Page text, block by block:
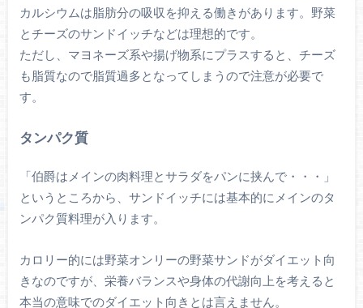
カルシウムは脂肪分の吸収を抑える働きがあります。野菜
とチーズのサンドイッチなどは理想的です。
ただし、マヨネーズ系や揚げ物系にプラスすると、チーズ
も脂質なので脂質過多となってしまうので注意が必要で
す。
タンパク質
「伯爵はメインの肉料理とサラダをパンに挟んで・・・」
というところから、サンドイッチには基本的にメインのタ
ンパク質料理が入ります。
カロリー的には野菜オンリーの野菜サンドがダイエット向
きなのですが、栄養バランスや身体の代謝向上を考えると
本当の意味でのダイエット向きとは言えません。